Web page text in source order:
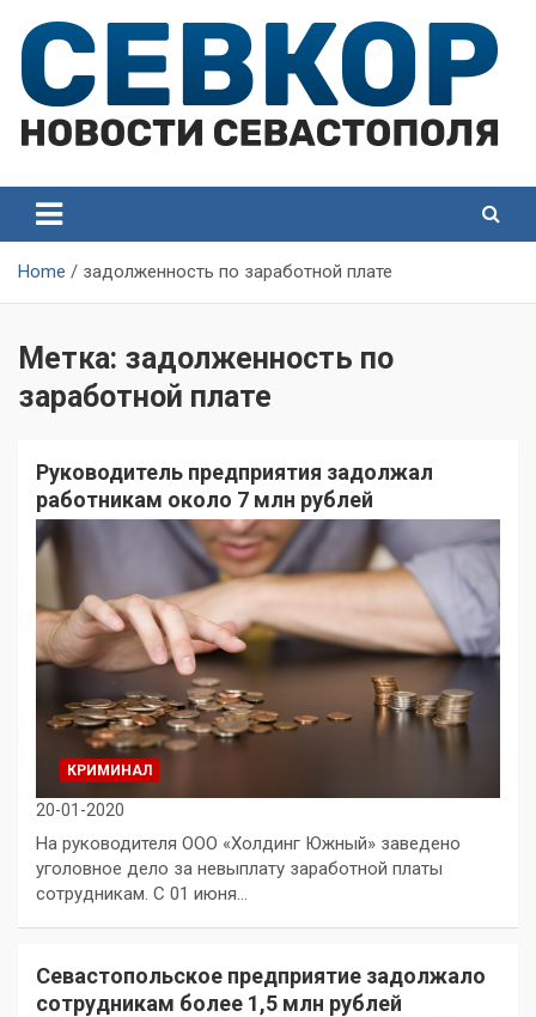
content
Севастополя
Севастополя
Home задолженность по заработной плате
Метка: задолженность по
заработной плате
Руководитель предприятия задолжал
работникам около 7 млн рублей
КРИМИНАЛ
20-01-2020
На руководителя ООО «Холдинг Южный» заведено
уголовное дело за невыплату заработной платы
сотрудникам. С 01 июня…
Севастопольское предприятие задолжало
сотрудникам более 1,5 млн рублей